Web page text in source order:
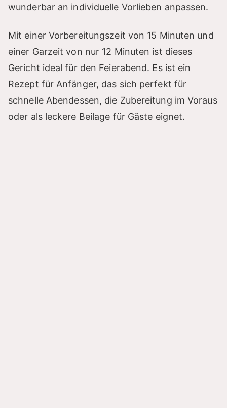
wunderbar an individuelle Vorlieben anpassen.
Mit einer Vorbereitungszeit von 15 Minuten und
einer Garzeit von nur 12 Minuten ist dieses
Gericht ideal für den Feierabend. Es ist ein
Rezept für Anfänger, das sich perfekt für
schnelle Abendessen, die Zubereitung im Voraus
oder als leckere Beilage für Gäste eignet.